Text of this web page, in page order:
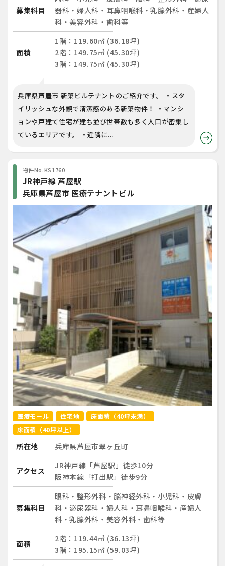
募集科目
器科・婦人科・耳鼻咽喉科・乳腺外科・産婦人
科・美容外科・歯科等
面積
1階：119.60㎡ (36.18坪)
2階：149.75㎡ (45.30坪)
3階：149.75㎡ (45.30坪)
兵庫県芦屋市 新築ビルテナントのご紹介です。 ・スタ
イリッシュな外観で清潔感のある新築物件！ ・マンシ
ョンや戸建て住宅が建ち並び世帯数も多く人口が密集し
ているエリアです。 ・近隣に...
物件No.KS1760
JR神戸線 芦屋駅
兵庫県芦屋市 医療テナントビル
医療モール 住宅地
床面積（40坪未満）
床面積（40坪以上）
所在地 兵庫県芦屋市翠ヶ丘町
アクセス
JR神戸線「芦屋駅」徒歩10分
阪神本線「打出駅」徒歩9分
募集科目
眼科・整形外科・脳神経外科・小児科・皮膚
科・泌尿器科・婦人科・耳鼻咽喉科・産婦人
科・乳腺外科・美容外科・歯科等
面積
2階：119.44㎡ (36.13坪)
3階：195.15㎡ (59.03坪)